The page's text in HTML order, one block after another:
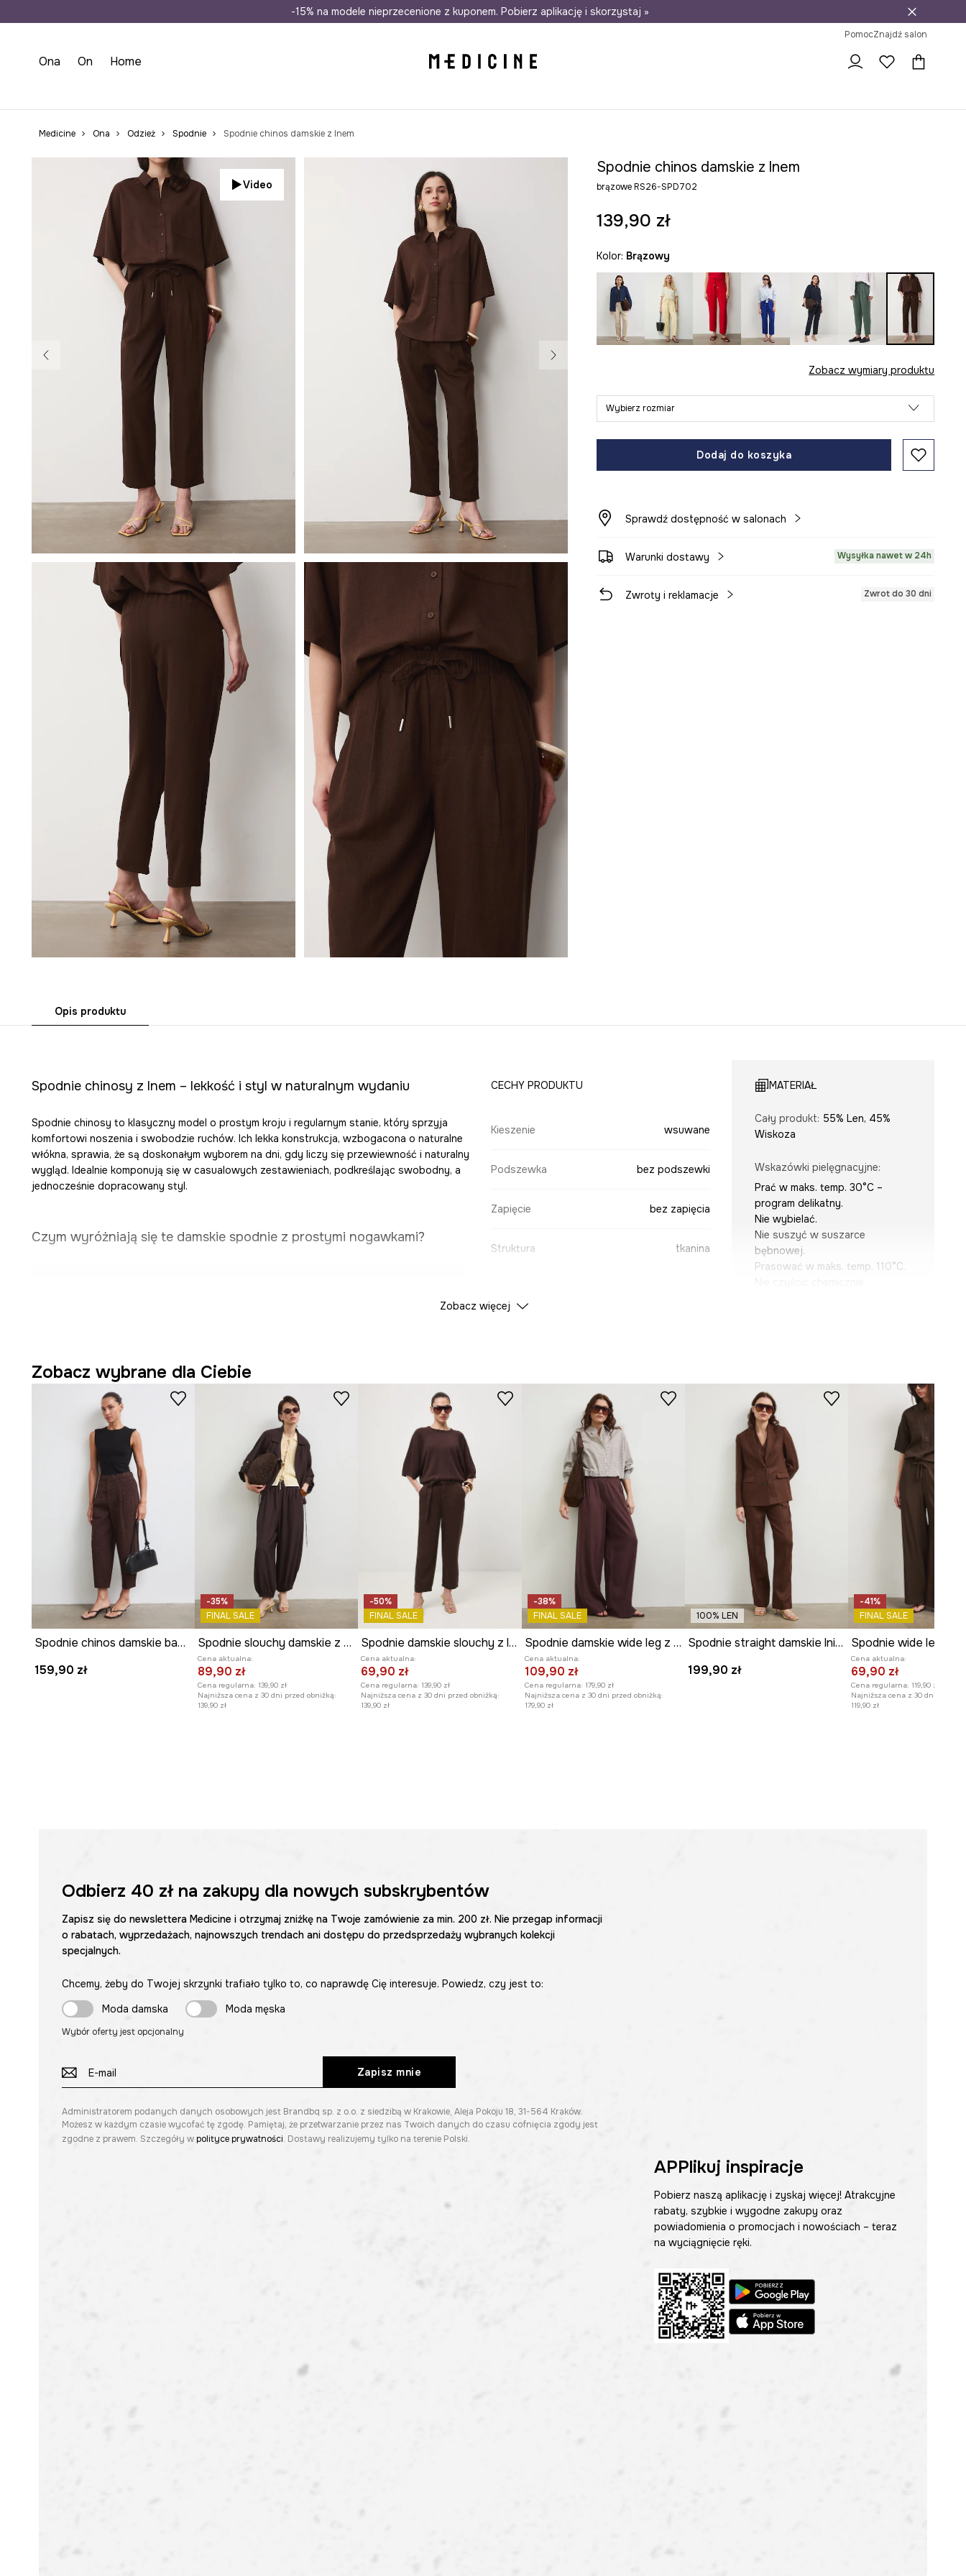
Wysyłka nawet w 24h Darmowa dostawa do salonów 30 dni na zwrot
-15% na modele nieprzecenione z kuponem. Pobierz aplikację i skorzystaj »
PomocZnajdź salon
Ona On Home
Medicine Ona Odzież Spodnie Spodnie chinos damskie z lnem
Video
Spodnie chinos damskie z lnem
brązowe RS26-SPD702
139,90 zł
Kolor: brązowy
Zobacz wymiary produktu
Wybierz rozmiar
Dodaj do koszyka
Sprawdź dostępność w salonach
Warunki dostawy Wysyłka nawet w 24h
Zwroty i reklamacje Zwrot do 30 dni
Opis produktu
Spodnie chinosy z lnem – lekkość i styl w naturalnym wydaniu
Spodnie chinosy to klasyczny model o prostym kroju i regularnym stanie, który sprzyja
komfortowi noszenia i swobodzie ruchów. Ich lekka konstrukcja, wzbogacona o naturalne
włókna, sprawia, że są doskonałym wyborem na dni, gdy liczy się przewiewność i naturalny
wygląd. Idealnie komponują się w casualowych zestawieniach, podkreślając swobodny, a
jednocześnie dopracowany styl.
Czym wyróżniają się te damskie spodnie z prostymi nogawkami?
Regularny stan
stabilnie utrzymuje spodnie na miejscu, zapewniając
wygodę noszenia.
Mieszanka lnu i wiskozy
sprzyja przewiewności i lekkości, jest przyjemna
dla skóry.
Proste nogawki o długości
subtelnie eksponują kostki, dodając
lekkości sylwetce.
Boczne kieszenie wsuwane
to praktyczne rozwiązanie, zachowujące
gładką linię spodni.
Ściągacz w pasie pozwala na idealne dopasowanie.
Gładki wzórsprzyja uniwersalności, łatwo komponując się z różnymi
elementami garderoby.
CECHY PRODUKTU
Kieszenie wsuwane
Podszewka bez podszewki
Zapięcie bez zapięcia
Struktura tkanina
DANE PRODUKTU
ID Produktu RS26-SPD702-89X
MATERIAŁ
Cały produkt: 55% Len, 45%
Wiskoza
Wskazówki pielęgnacyjne:
Prać w maks. temp. 30°C –
program delikatny.
Nie wybielać.
Nie suszyć w suszarce
bębnowej.
Prasować w maks. temp. 110°C.
Rodzaj nogawek: proste
Stan
regularny
WYMIARY
Długość nogawki wewnętrznej
69 cm
Szerokość nogawki na dole
18
cm
Szerokość w pasie
Wymiary podane dla rozmiaru
Szerokość w biodrach: 51,5 cm
Wysokość stanu: 28,5 cm
Modelka na zdjęciu ma 175 cm
wzrostu i ma na sobie rozmiar S.
Zobacz wymiary produktu
Zobacz więcej
Zobacz wybrane dla Ciebie
Spodnie chinos damskie bawełniane
159,90 zł
-35%
FINAL SALE
Spodnie slouchy damskie z wiskozą regular waist gładkie
Cena aktualna:
89,90 zł
Cena regularna: 139,90 zł
Najniższa cena z 30 dni przed obniżką:
139,90 zł
-50%
FINAL SALE
Spodnie damskie slouchy z lyocellu
Cena aktualna:
69,90 zł
Cena regularna: 139,90 zł
Najniższa cena z 30 dni przed obniżką:
139,90 zł
-38%
FINAL SALE
Spodnie damskie wide leg z lnem
Cena aktualna:
109,90 zł
Cena regularna: 179,90 zł
Najniższa cena z 30 dni przed obniżką:
179,90 zł
100% LEN
Spodnie straight damskie lniane gładkie
199,90 zł
-41%
FINAL SALE
Cena aktualna:
69,90 zł
Cena regularna: 119,90 zł
Najniższa cena z 30 dni przed
119,90 zł
Odbierz 40 złna zakupy dla nowych subskrybentów
Zapisz się do newslettera Medicine i otrzymaj zniżkę na Twoje zamówienie za min. 200 zł. Nie przegap informacji
o rabatach, wyprzedażach, najnowszych trendach ani dostępu do przedsprzedaży wybranych kolekcji
specjalnych.
Chcemy, żeby do Twojej skrzynki trafiało tylko to, co naprawdę Cię interesuje. Powiedz, czy jest to:
Moda damska
Moda męska
Wybór oferty jest opcjonalny
Zapisz mnie
Administratorem podanych danych osobowych jest Brandbq sp. z o.o. z siedzibą w Krakowie, Aleja Pokoju 18, 31-564 Kraków.
Możesz w każdym czasie wycofać tę zgodę. Pamiętaj, że przetwarzanie przez nas Twoich danych do czasu cofnięcia zgody jest
zgodne z prawem. Szczegóły wpolityce prywatności. Dostawy realizujemy tylko na terenie Polski.
APPlikuj inspiracje
Pobierz naszą aplikację i zyskaj więcej! Atrakcyjne
rabaty, szybkie i wygodne zakupy oraz
powiadomienia o promocjach i nowościach – teraz
na wyciągnięcie ręki.